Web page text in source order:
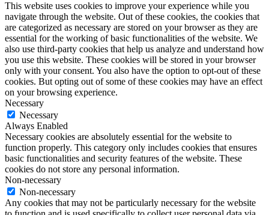
This website uses cookies to improve your experience while you
navigate through the website. Out of these cookies, the cookies that
are categorized as necessary are stored on your browser as they are
essential for the working of basic functionalities of the website. We
also use third-party cookies that help us analyze and understand how
you use this website. These cookies will be stored in your browser
only with your consent. You also have the option to opt-out of these
cookies. But opting out of some of these cookies may have an effect
on your browsing experience.
Necessary
Necessary
Always Enabled
Necessary cookies are absolutely essential for the website to
function properly. This category only includes cookies that ensures
basic functionalities and security features of the website. These
cookies do not store any personal information.
Non-necessary
Non-necessary
Any cookies that may not be particularly necessary for the website